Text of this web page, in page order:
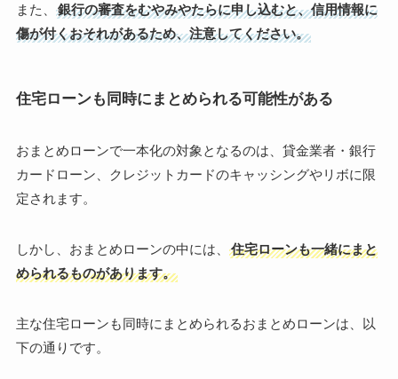
また、
銀行の審査をむやみやたらに申し込むと、信用情報に
傷が付くおそれがあるため、注意してください。
住宅ローンも同時にまとめられる可能性がある
おまとめローンで一本化の対象となるのは、貸金業者・銀行
カードローン、クレジットカードのキャッシングやリボに限
定されます。
しかし、おまとめローンの中には、
住宅ローンも一緒にまと
められるものがあります。
主な住宅ローンも同時にまとめられるおまとめローンは、以
下の通りです。